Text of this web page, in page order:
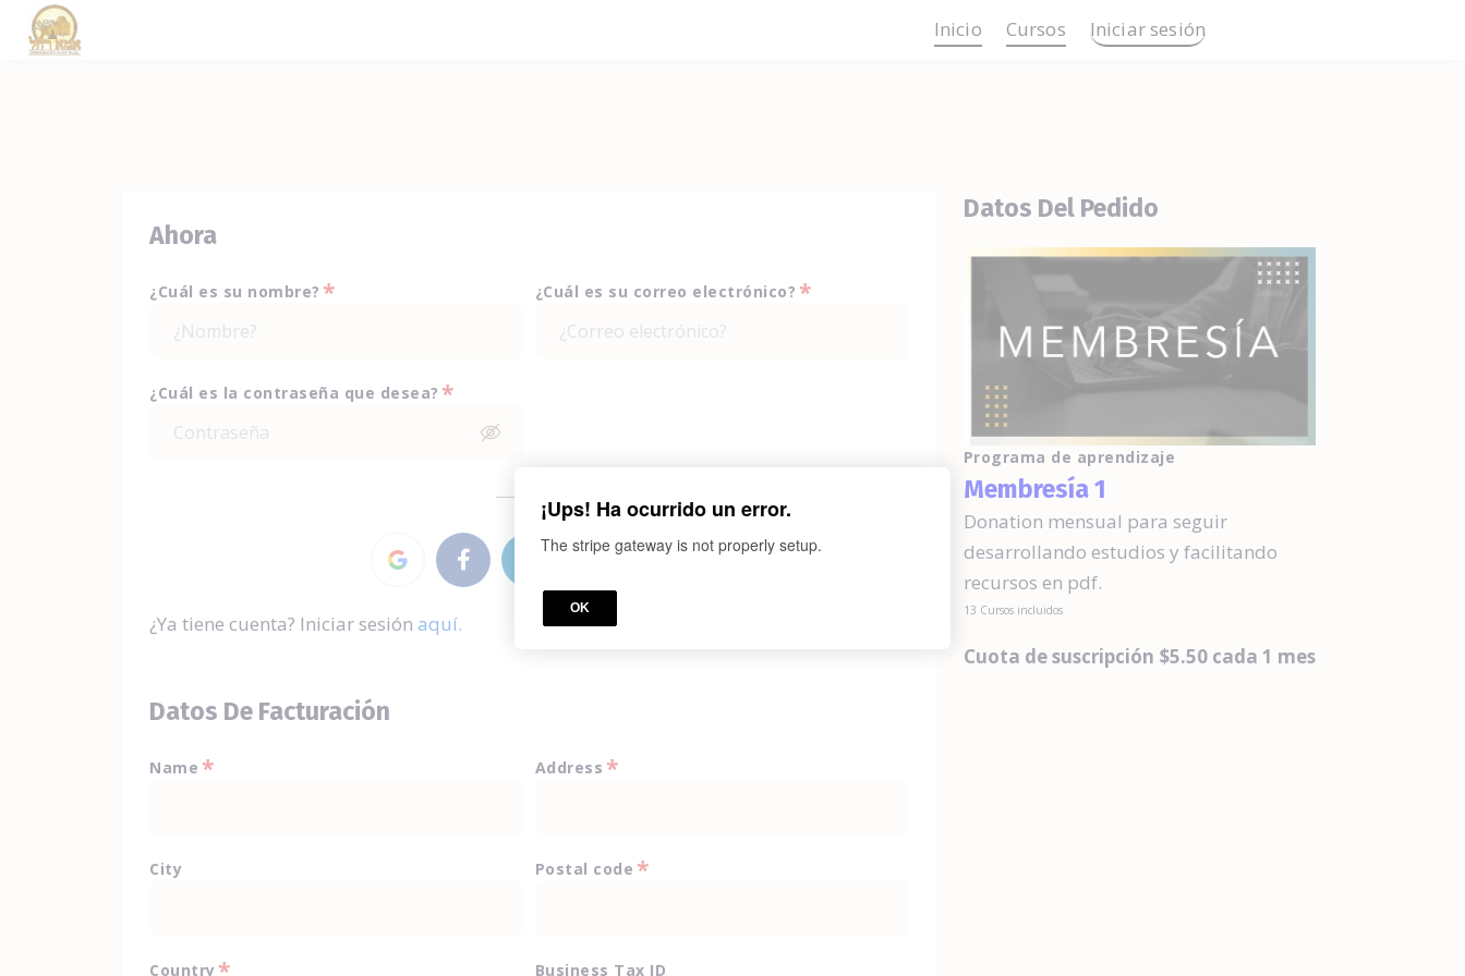
Inicio Cursos Iniciar sesión
Ahora
¿Cuál es su nombre?* ¿Cuál es su correo electrónico?*
¿Cuál es la contraseña que desea?*
¿Ya tiene cuenta? Iniciar sesión aquí.
Datos De Facturación
Name* Address*
City Postal code*
Country* Business Tax ID
Datos Del Pedido
Programa de aprendizaje
Membresía 1
Donation mensual para seguir
desarrollando estudios y facilitando
recursos en pdf.
13 Cursos incluidos
Cuota de suscripción $5.50 cada 1 mes
¡Ups! Ha ocurrido un error.
The stripe gateway is not properly setup.
OK